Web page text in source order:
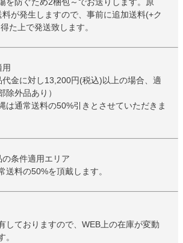
を防ぐため2梱包～でお送りします。原
が発生しますので、事前に追加送料(+ク
た上で発送致します。
金に対し13,200円(税込)以上の場合、適
除外品あり）
は通常送料の50%引きとさせていただきま
条件適用エリア
送料の50%を頂戴します。
しておりますので、WEB上の在庫が変動
。